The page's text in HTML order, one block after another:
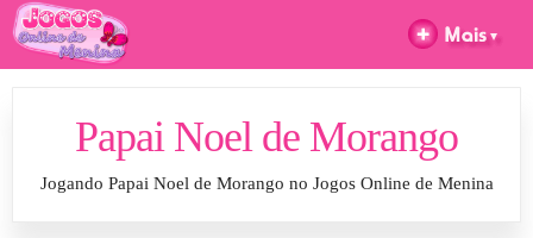
Papai Noel de Morango
Jogando Papai Noel de Morango no Jogos Online de Menina